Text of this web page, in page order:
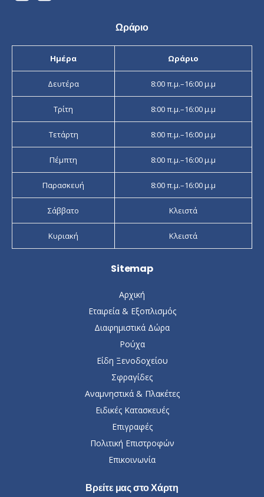
Ωράριο
Ημέρα Ωράριο
Δευτέρα 8:00 π.μ.–16:00 μ.μ
Τρίτη 8:00 π.μ.–16:00 μ.μ
Τετάρτη 8:00 π.μ.–16:00 μ.μ
Πέμπτη 8:00 π.μ.–16:00 μ.μ
Παρασκευή 8:00 π.μ.–16:00 μ.μ
Σάββατο Κλειστά
Κυριακή Κλειστά
Sitemap
Αρχική
Εταιρεία & Εξοπλισμός
Διαφημιστικά Δώρα
Ρούχα
Είδη Ξενοδοχείου
Σφραγίδες
Αναμνηστικά & Πλακέτες
Ειδικές Κατασκευές
Επιγραφές
Πολιτική Επιστροφών
Επικοινωνία
Βρείτε μας στο Χάρτη